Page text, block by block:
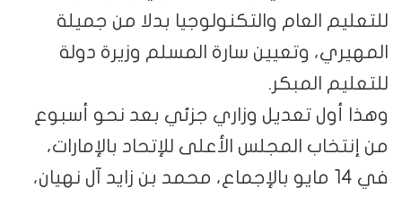
للتعليم العام والتكنولوجيا بدلا من جميلة
المهيري، وتعيين سارة المسلم وزيرة دولة
للتعليم المبكر.
وهذا أول تعديل وزاري جزئي بعد نحو أسبوع
من إنتخاب المجلس الأعلى للإتحاد بالإمارات،
في 14 مايو بالإجماع، محمد بن زايد آل نهيان،